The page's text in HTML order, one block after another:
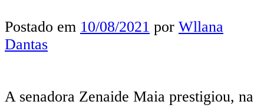
Postado em 10/08/2021 por Wllana
Dantas
A senadora Zenaide Maia prestigiou, na